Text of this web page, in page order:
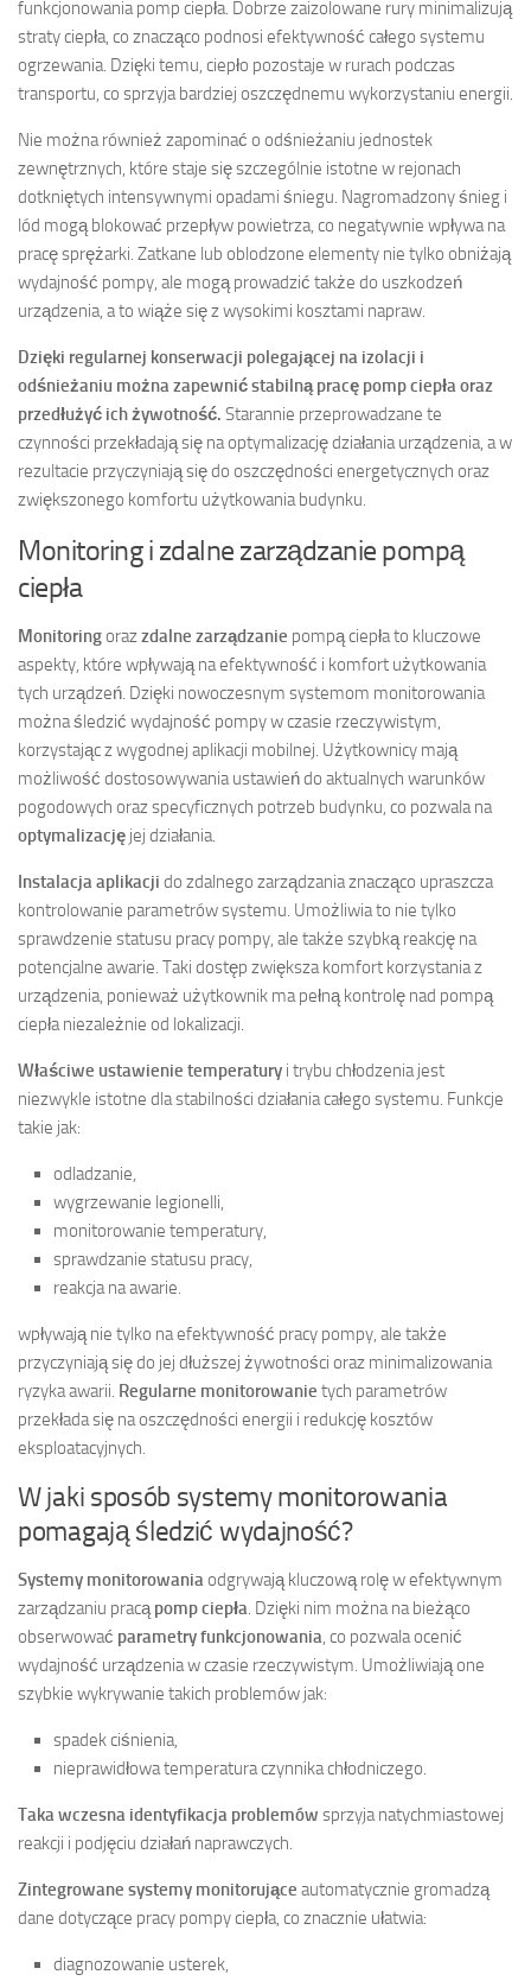
funkcjonowania pomp ciepła. Dobrze zaizolowane rury minimalizują
straty ciepła, co znacząco podnosi efektywność całego systemu
ogrzewania. Dzięki temu, ciepło pozostaje w rurach podczas
transportu, co sprzyja bardziej oszczędnemu wykorzystaniu energii.
Nie można również zapominać o odśnieżaniu jednostek
zewnętrznych, które staje się szczególnie istotne w rejonach
dotkniętych intensywnymi opadami śniegu. Nagromadzony śnieg i
lód mogą blokować przepływ powietrza, co negatywnie wpływa na
pracę sprężarki. Zatkane lub oblodzone elementy nie tylko obniżają
wydajność pompy, ale mogą prowadzić także do uszkodzeń
urządzenia, a to wiąże się z wysokimi kosztami napraw.
Dzięki regularnej konserwacji polegającej na izolacji i
odśnieżaniu można zapewnić stabilną pracę pomp ciepła oraz
przedłużyć ich żywotność. Starannie przeprowadzane te
czynności przekładają się na optymalizację działania urządzenia, a w
rezultacie przyczyniają się do oszczędności energetycznych oraz
zwiększonego komfortu użytkowania budynku.
Monitoring i zdalne zarządzanie pompą
ciepła
Monitoringorazzdalne zarządzanie pompą ciepła to kluczowe
aspekty, które wpływają na efektywność i komfort użytkowania
tych urządzeń. Dzięki nowoczesnym systemom monitorowania
można śledzić wydajność pompy w czasie rzeczywistym,
korzystając z wygodnej aplikacji mobilnej. Użytkownicy mają
możliwość dostosowywania ustawień do aktualnych warunków
pogodowych oraz specyficznych potrzeb budynku, co pozwala na
optymalizację jej działania.
Instalacja aplikacji do zdalnego zarządzania znacząco upraszcza
kontrolowanie parametrów systemu. Umożliwia to nie tylko
sprawdzenie statusu pracy pompy, ale także szybką reakcję na
potencjalne awarie. Taki dostęp zwiększa komfort korzystania z
urządzenia, ponieważ użytkownik ma pełną kontrolę nad pompą
ciepła niezależnie od lokalizacji.
Właściwe ustawienie temperatury i trybu chłodzenia jest
niezwykle istotne dla stabilności działania całego systemu. Funkcje
takie jak:
odladzanie,
wygrzewanie legionelli,
monitorowanie temperatury,
sprawdzanie statusu pracy,
reakcja na awarie.
wpływają nie tylko na efektywność pracy pompy, ale także
przyczyniają się do jej dłuższej żywotności oraz minimalizowania
ryzyka awarii. Regularne monitorowanie tych parametrów
przekłada się na oszczędności energii i redukcję kosztów
eksploatacyjnych.
W jaki sposób systemy monitorowania
pomagają śledzić wydajność?
Systemy monitorowaniaodgrywają kluczową rolę w efektywnym
zarządzaniu pracąpomp ciepła. Dzięki nim można na bieżąco
obserwować parametry funkcjonowania, co pozwala ocenić
wydajność urządzenia w czasie rzeczywistym. Umożliwiają one
szybkie wykrywanie takich problemów jak:
spadek ciśnienia,
nieprawidłowa temperatura czynnika chłodniczego.
Taka wczesna identyfikacja problemów sprzyja natychmiastowej
reakcji i podjęciu działań naprawczych.
Zintegrowane systemy monitorujące automatycznie gromadzą
dane dotyczące pracy pompy ciepła, co znacznie ułatwia:
diagnozowanie usterek,